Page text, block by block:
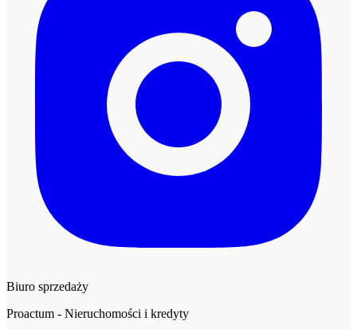
Biuro sprzedaży
Proactum - Nieruchomości i kredyty